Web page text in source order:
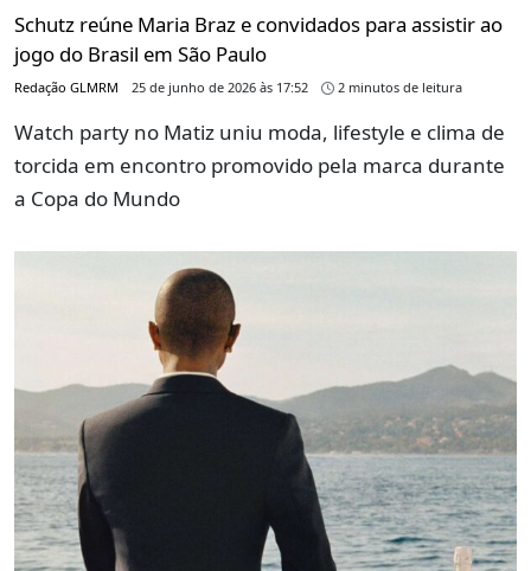
Schutz reúne Maria Braz e convidados para assistir ao
jogo do Brasil em São Paulo
Redação GLMRM 25 de junho de 2026 às 17:52 2 minutos de leitura
Watch party no Matiz uniu moda, lifestyle e clima de
torcida em encontro promovido pela marca durante
a Copa do Mundo